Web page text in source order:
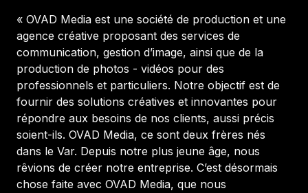
« OVAD Media est une société de production et une
agence créative proposant des services de
communication, gestion d’image, ainsi que de la
production de photos - vidéos pour des
professionnels et particuliers. Notre objectif est de
fournir des solutions créatives et innovantes pour
répondre aux besoins de nos clients, aussi précis
soient-ils. OVAD Media, ce sont deux frères nés
dans le Var. Depuis notre plus jeune âge, nous
rêvions de créer notre entreprise. C’est désormais
chose faite avec OVAD Media, que nous